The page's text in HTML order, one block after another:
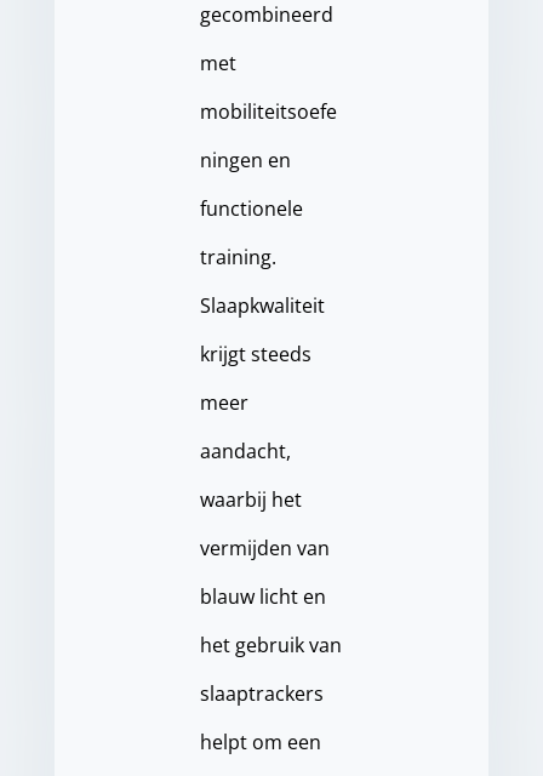
gecombineerd
met
mobiliteitsoefe
ningen en
functionele
training.
Slaapkwaliteit
krijgt steeds
meer
aandacht,
waarbij het
vermijden van
blauw licht en
het gebruik van
slaaptrackers
helpt om een